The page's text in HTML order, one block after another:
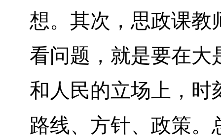
想。其次，思政课教
看问题，就是要在大
和人民的立场上，时
路线、方针、政策。